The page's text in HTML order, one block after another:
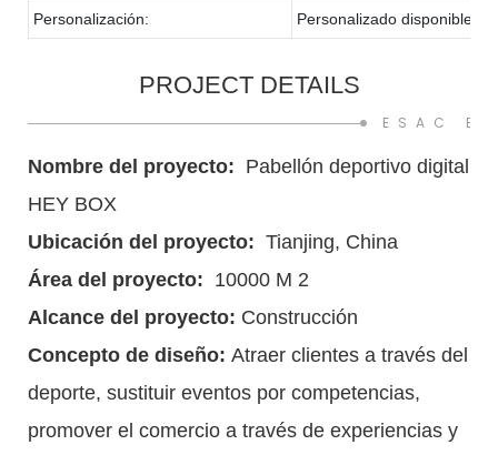
Personalización: Personalizado disponible
PROJECT DETAILS
ESAC
Nombre del proyecto: Pabellón deportivo digital
HEY BOX
Ubicación del proyecto: Tianjing, China
Área del proyecto: 10000 M 2
Alcance del proyecto: Construcción
Concepto de diseño: Atraer clientes a través del
deporte, sustituir eventos por competencias,
promover el comercio a través de experiencias y